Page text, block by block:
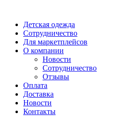
Детская одежда
Сотрудничество
Для маркетплейсов
О компании
Новости
Сотрудничество
Отзывы
Оплата
Доставка
Новости
Контакты